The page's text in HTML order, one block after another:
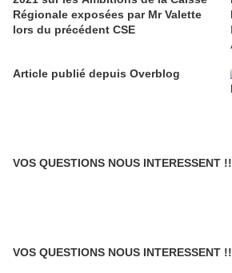
Régionale exposées par Mr Valette
lors du précédent CSE
Article publié depuis Overblog
VOS QUESTIONS NOUS INTERESSENT !!
VOS QUESTIONS NOUS INTERESSENT !!